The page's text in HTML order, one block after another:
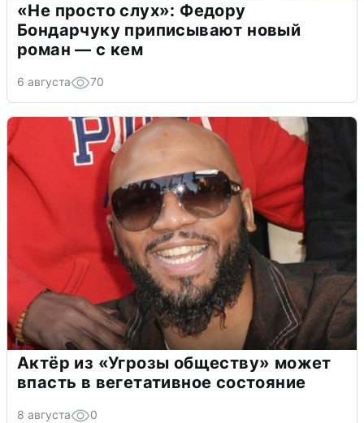
«Не просто слух»: Федору
Бондарчуку приписывают новый
роман — с кем
6 августа 70
Актёр из «Угрозы обществу» может
впасть в вегетативное состояние
8 августа 0